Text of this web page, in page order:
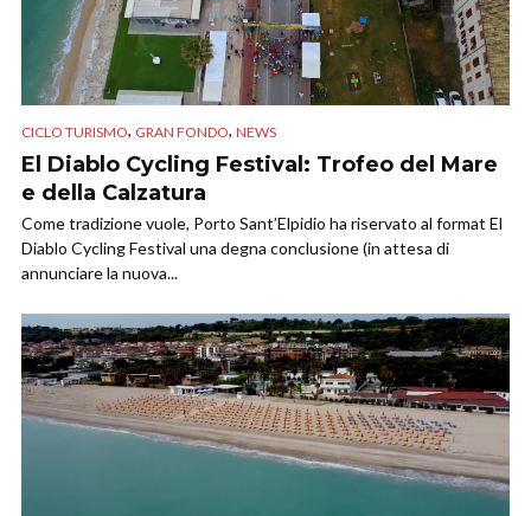
CICLO TURISMO, GRAN FONDO, NEWS
El Diablo Cycling Festival: Trofeo del Mare
e della Calzatura
Come tradizione vuole, Porto Sant’Elpidio ha riservato al format El
Diablo Cycling Festival una degna conclusione (in attesa di
annunciare la nuova...